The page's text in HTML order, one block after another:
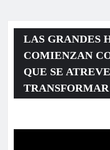
LAS GRANDES
COMIENZAN
QUE SE